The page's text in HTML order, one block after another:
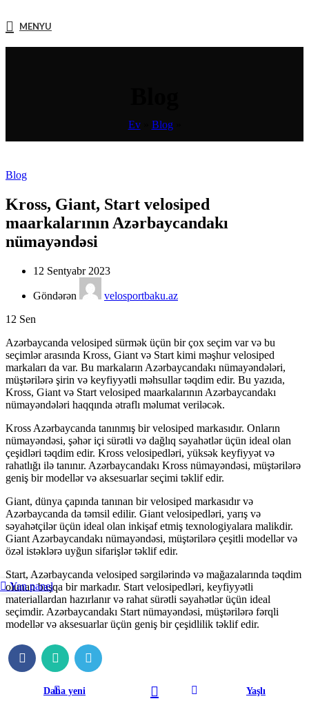
MENYU
Ev» Blog»
Blog
Kross, Giant, Start velosiped
maarkalarının Azərbaycandakı
nümayəndəsi
12 Sentyabr 2023
Göndərən
velosportbaku.az
12 Sen
Azərbaycanda velosiped sürmək üçün bir çox seçim var və bu
seçimlər arasında Kross, Giant və Start kimi məşhur velosiped
markaları da var. Bu markaların Azərbaycandakı nümayəndələri,
müştərilərə şirin və keyfiyyətli məhsullar təqdim edir. Bu yazıda,
Kross, Giant və Start velosiped maarkalarının Azərbaycandakı
nümayəndələri haqqında ətraflı məlumat veriləcək.
Kross Azərbaycanda tanınmış bir velosiped markasıdır. Onların
nümayəndəsi, şəhər içi sürətli və dağlıq səyahətlər üçün ideal olan
çeşidləri təqdim edir. Kross velosipedləri, yüksək keyfiyyət və
rahatlığı ilə tanınır. Azərbaycandakı Kross nümayəndəsi, müştərilərə
geniş bir modellər və aksesuarlar seçimi təklif edir.
Giant, dünya çapında tanınan bir velosiped markasıdır və
Azərbaycanda da təmsil edilir. Giant velosipedləri, yarış və
səyahətçilər üçün ideal olan inkişaf etmiş texnologiyalara malikdir.
Giant Azərbaycandakı nümayəndəsi, müştərilərə çeşitli modellər və
özəl istəklərə uyğun sifarişlər təklif edir.
Start, Azərbaycanda velosiped sərgilərində və mağazalarında təqdim
olunan başqa bir markadır. Start velosipedləri, keyfiyyətli
materiallardan hazırlanır və rahat sürətli səyahətlər üçün ideal
seçimdir. Azərbaycandakı Start nümayəndəsi, müştərilərə fərqli
modellər və aksesuarlar üçün geniş bir çeşidlilik təklif edir.
Daha yeni Yaşlı
Yan panel